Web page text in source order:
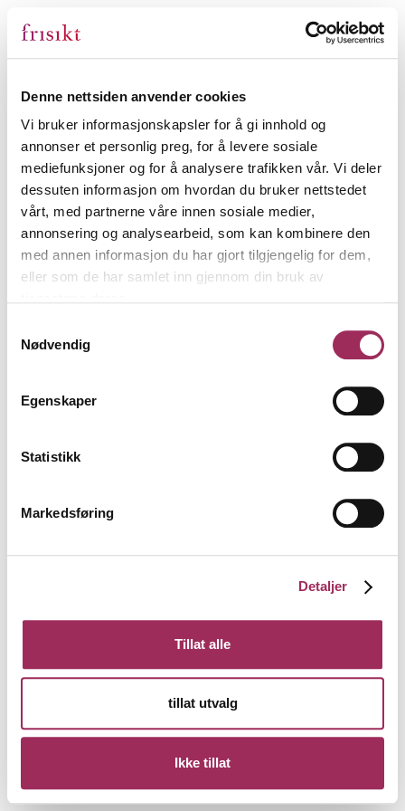
Denne nettsiden anvender cookies
Vi bruker informasjonskapsler for å gi innhold og
annonser et personlig preg, for å levere sosiale
mediefunksjoner og for å analysere trafikken vår. Vi deler
dessuten informasjon om hvordan du bruker nettstedet
vårt, med partnerne våre innen sosiale medier,
annonsering og analysearbeid, som kan kombinere den
med annen informasjon du har gjort tilgjengelig for dem,
eller som de har samlet inn gjennom din bruk av
Nødvendig
Egenskaper
Statistikk
Markedsføring
Detaljer
Tillat alle
tillat utvalg
Ikke tillat